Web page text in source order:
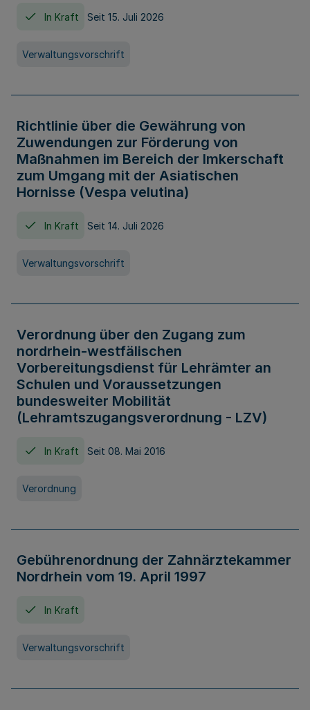
In Kraft Seit 15. Juli 2026
Verwaltungsvorschrift
Richtlinie über die Gewährung von
Zuwendungen zur Förderung von
Maßnahmen im Bereich der Imkerschaft
zum Umgang mit der Asiatischen
Hornisse (Vespa velutina)
In Kraft Seit 14. Juli 2026
Verwaltungsvorschrift
Verordnung über den Zugang zum
nordrhein-westfälischen
Vorbereitungsdienst für Lehrämter an
Schulen und Voraussetzungen
bundesweiter Mobilität
(Lehramtszugangsverordnung - LZV)
In Kraft Seit 08. Mai 2016
Verordnung
Gebührenordnung der Zahnärztekammer
Nordrhein vom 19. April 1997
In Kraft
Verwaltungsvorschrift